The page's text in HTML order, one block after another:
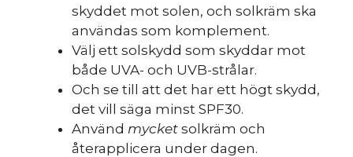
skyddet mot solen, och solkräm ska
användas som komplement.
Välj ett solskydd som skyddar mot
både UVA- och UVB-strålar.
Och se till att det har ett högt skydd,
det vill säga minst SPF30.
Använd mycket solkräm och
återapplicera under dagen.